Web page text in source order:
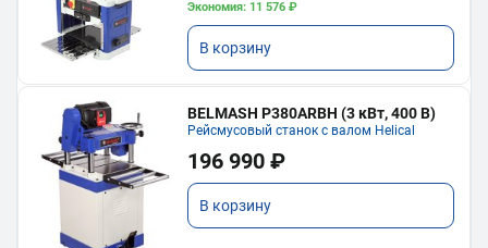
Экономия: 11 576 ₽
В корзину
BELMASH P380ARBH (3 кВт, 400 В)
Рейсмусовый станок с валом Helical
196 990 ₽
В корзину